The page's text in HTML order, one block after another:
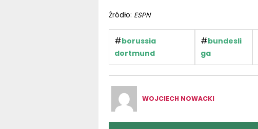
Źródło: ESPN
#borussia
dortmund
#bundesli
ga
WOJCIECH NOWACKI